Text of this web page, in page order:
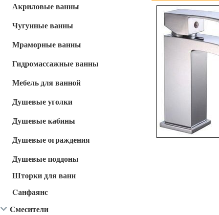
Акриловые ванны
Чугунные ванны
Мраморные ванны
Гидромассажные ванны
Мебель для ванной
Душевые уголки
Душевые кабины
Душевые ограждения
Душевые поддоны
Шторки для ванн
Cанфаянс
Смесители